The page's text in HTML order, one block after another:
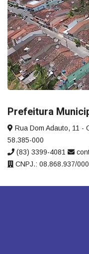
Prefeitura
Rua Dom Adauto, 11 -
58.385-000
(83) 3399-4081
CNPJ.: 08.868.937/